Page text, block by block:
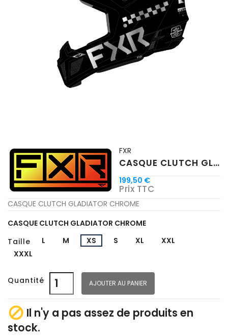
FXR
CASQUE CLUTCH GLADIATOR CHROME
199,50 €
Prix TTC
CASQUE CLUTCH GLADIATOR CHROME
CASQUE CLUTCH GLADIATOR CHROME
Taille
L M XS S XL
XXL
XXXL
Quantité AJOUTER AU PANIER
 Il n'y a pas assez de produits en
stock.